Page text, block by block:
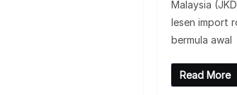
Malaysia
lesen import
bermula awal
Read More